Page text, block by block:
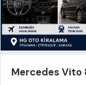
Mercedes Vito